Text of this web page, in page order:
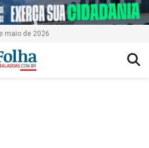
maio de 2026